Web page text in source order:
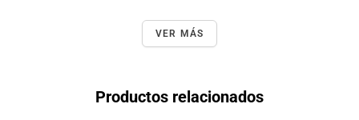
VER MÁS
Productos relacionados